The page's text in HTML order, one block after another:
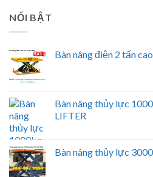
NỔI BẬT
Bàn nâng điện 2 tấn
Bàn nâng thủy lực
LIFTER
Bàn nâng thủy lực